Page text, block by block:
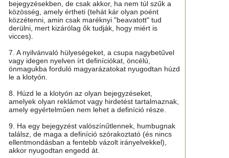
bejegyzésekben, de csak akkor, ha nem túl szűk a
közösség, amely értheti (tehát kár olyan poént
közzétenni, amin csak maréknyi "beavatott" tud
derülni, mert kizárólag ők tudják, hogy miért is
vicces).
7. A nyilvánvaló hülyeségeket, a csupa nagybetűvel
vagy idegen nyelven írt definíciókat, öncélú,
önmagukba forduló magyarázatokat nyugodtan húzd
le a klotyón.
8. Húzd le a klotyón az olyan bejegyzéseket,
amelyek olyan reklámot vagy hirdetést tartalmaznak,
amely egyértelműen nem lehet a definíció része.
9. Ha egy bejegyzést valószínűtlennek, humbugnak
találsz, de maga a definíció szórakoztató (és nincs
ellentmondásban a fentebb vázolt irányelvekkel),
akkor nyugodtan engedd át.